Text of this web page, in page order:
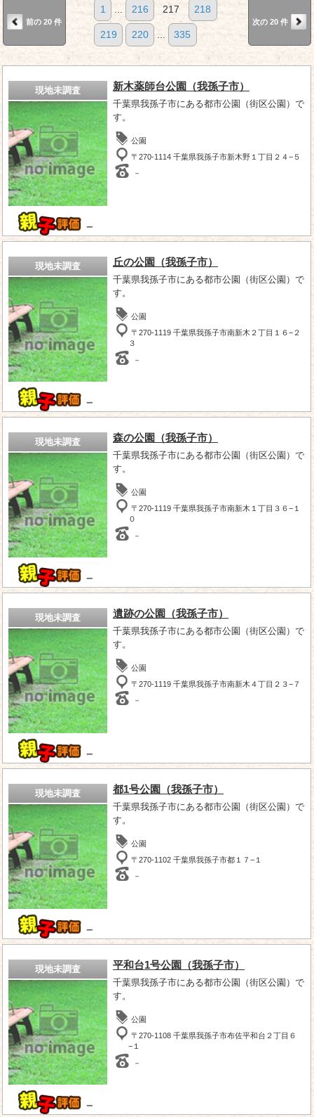
前の 20 件
1 216 217 218
219 220 335
次の 20 件
現地未調査
－
新木薬師台公園（我孫子市）
千葉県我孫子市にある都市公園（街区公園）で
す。
公園
〒270-1114 千葉県我孫子市新木野１丁目２４−５
－
現地未調査
－
丘の公園（我孫子市）
千葉県我孫子市にある都市公園（街区公園）で
す。
公園
〒270-1119 千葉県我孫子市南新木２丁目１６−２
３
－
現地未調査
－
森の公園（我孫子市）
千葉県我孫子市にある都市公園（街区公園）で
す。
公園
〒270-1119 千葉県我孫子市南新木１丁目３６−１
０
－
現地未調査
－
遺跡の公園（我孫子市）
千葉県我孫子市にある都市公園（街区公園）で
す。
公園
〒270-1119 千葉県我孫子市南新木４丁目２３−７
－
現地未調査
－
都1号公園（我孫子市）
千葉県我孫子市にある都市公園（街区公園）で
す。
公園
〒270-1102 千葉県我孫子市都１７−１
－
現地未調査
－
平和台1号公園（我孫子市）
千葉県我孫子市にある都市公園（街区公園）で
す。
公園
〒270-1108 千葉県我孫子市布佐平和台２丁目６
−１
－